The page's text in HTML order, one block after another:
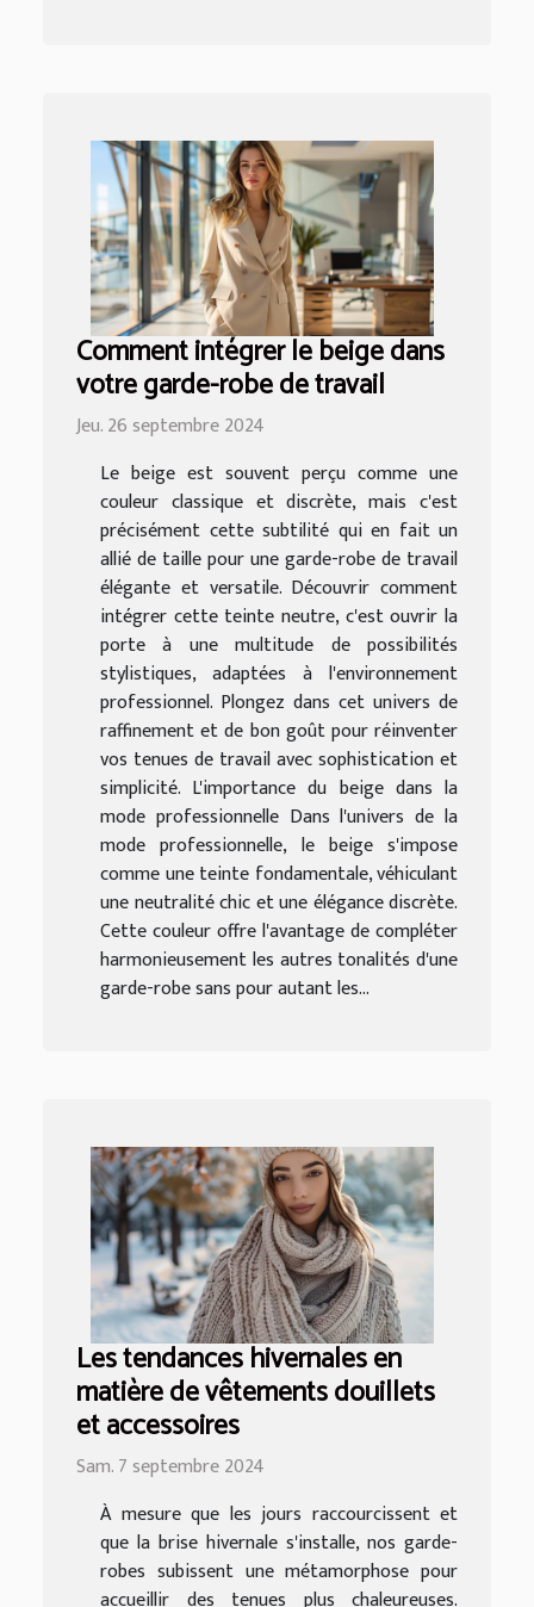
Comment intégrer le beige dans
votre garde-robe de travail
Jeu. 26 septembre 2024
Le beige est souvent perçu comme une
couleur classique et discrète, mais c'est
précisément cette subtilité qui en fait un
allié de taille pour une garde-robe de travail
élégante et versatile. Découvrir comment
intégrer cette teinte neutre, c'est ouvrir la
porte à une multitude de possibilités
stylistiques, adaptées à l'environnement
professionnel. Plongez dans cet univers de
raffinement et de bon goût pour réinventer
vos tenues de travail avec sophistication et
simplicité. L'importance du beige dans la
mode professionnelle Dans l'univers de la
mode professionnelle, le beige s'impose
comme une teinte fondamentale, véhiculant
une neutralité chic et une élégance discrète.
Cette couleur offre l'avantage de compléter
harmonieusement les autres tonalités d'une
garde-robe sans pour autant les...
Les tendances hivernales en
matière de vêtements douillets
et accessoires
Sam. 7 septembre 2024
À mesure que les jours raccourcissent et
que la brise hivernale s'installe, nos garde-
robes subissent une métamorphose pour
accueillir des tenues plus chaleureuses.